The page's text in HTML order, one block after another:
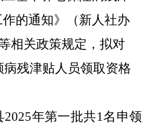
的通知》（新人社办
相关政策规定， 拟对
病残津贴人员领取资格
2025年第一批共1名申领